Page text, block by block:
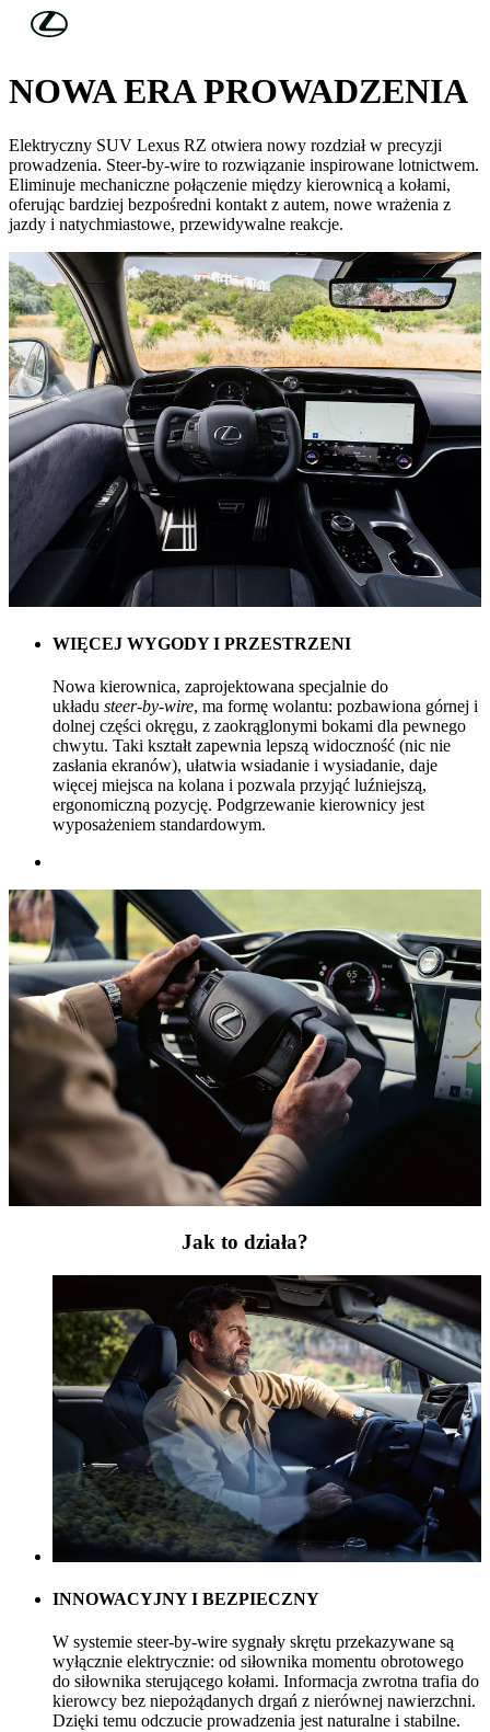
Skip to Main Content
02 wrz 2025
NOWA ERA PROWADZENIA
Elektryczny SUV Lexus RZ otwiera nowy rozdział w precyzji
prowadzenia. Steer-by-wire to rozwiązanie inspirowane lotnictwem.
Eliminuje mechaniczne połączenie między kierownicą a kołami,
oferując bardziej bezpośredni kontakt z autem, nowe wrażenia z
jazdy i natychmiastowe, przewidywalne reakcje.
WIĘCEJ WYGODY I PRZESTRZENI
Nowa kierownica, zaprojektowana specjalnie do
układu steer-by-wire, ma formę wolantu: pozbawiona górnej i
dolnej części okręgu, z zaokrąglonymi bokami dla pewnego
chwytu. Taki kształt zapewnia lepszą widoczność (nic nie
zasłania ekranów), ułatwia wsiadanie i wysiadanie, daje
więcej miejsca na kolana i pozwala przyjąć luźniejszą,
ergonomiczną pozycję. Podgrzewanie kierownicy jest
wyposażeniem standardowym.
Jak to działa?
INNOWACYJNY I BEZPIECZNY
W systemie steer-by-wire sygnały skrętu przekazywane są
wyłącznie elektrycznie: od siłownika momentu obrotowego
do siłownika sterującego kołami. Informacja zwrotna trafia do
kierowcy bez niepożądanych drgań z nierównej nawierzchni.
Dzięki temu odczucie prowadzenia jest naturalne i stabilne.